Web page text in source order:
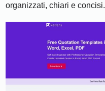
organizzati, chiari e concisi.